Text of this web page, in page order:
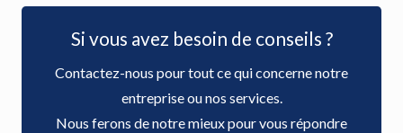
Si vous avez besoin de conseils ?
Contactez-nous pour tout ce qui concerne notre
entreprise ou nos services.
Nous ferons de notre mieux pour vous répondre